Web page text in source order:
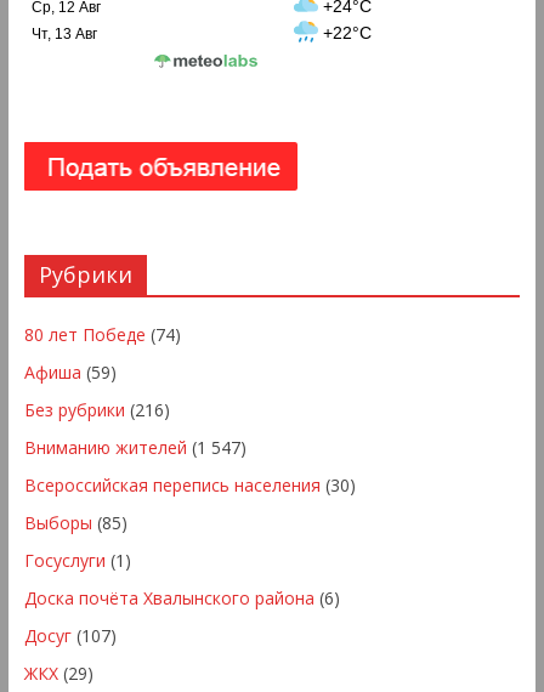
Ср, 12 Авг +24°C
Чт, 13 Авг +22°C
Рубрики
80 лет Победе (74)
Афиша (59)
Без рубрики (216)
Вниманию жителей (1 547)
Всероссийская перепись населения (30)
Выборы (85)
Госуслуги (1)
Доска почёта Хвалынского района (6)
Досуг(107)
ЖКХ(29)